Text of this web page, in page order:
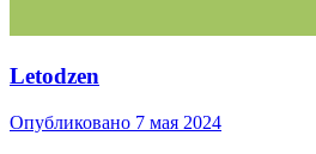
Letodzen
Опубликовано 7 мая 2024